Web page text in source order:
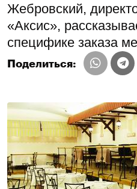
Жебровский,
«Аксис»,
специфике заказа
Поделиться: